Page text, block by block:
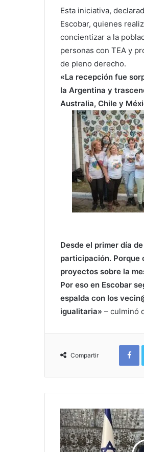
Esta iniciativa,
Escobar, quienes
concientizar a la
personas con TEA y
de pleno derecho.
«La recepción fue
la Argentina y
Australia, Chile y
Desde el primer día
participación. Porque
proyectos sobre la
Por eso en Escobar
espalda con los
igualitaria» – culminó
Compartir